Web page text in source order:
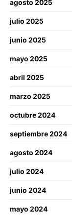
agosto 2025
julio 2025
junio 2025
mayo 2025
abril 2025
marzo 2025
octubre 2024
septiembre 2024
agosto 2024
julio 2024
junio 2024
mayo 2024